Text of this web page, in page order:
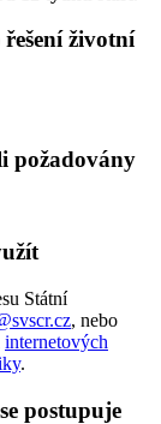
životní
požadovány
Státní
, nebo
internetových
.
postupuje